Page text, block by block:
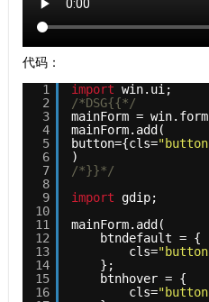
代码：
1
2
3
4
5
6
7
8
9
10
11
12
13
14
15
16
import win.ui;
/*DSG{{*/
mainForm =
mainForm.add(
button={cls=
)
/*}}*/
import
gdip;
mainForm.add(
btndefault = {
cls=
};
btnhover = {
cls=